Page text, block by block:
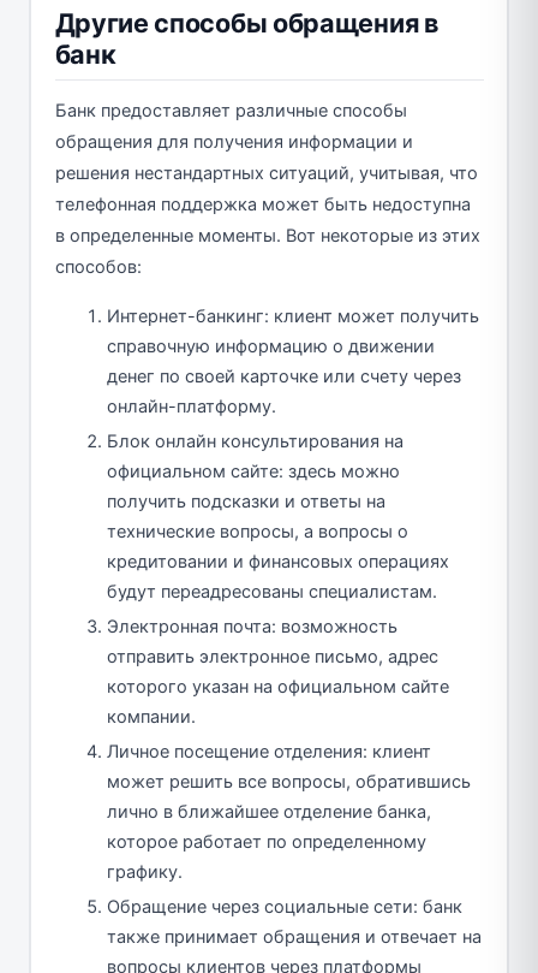
Другие способы обращения в
банк
Банк предоставляет различные способы
обращения для получения информации и
решения нестандартных ситуаций, учитывая, что
телефонная поддержка может быть недоступна
в определенные моменты. Вот некоторые из этих
способов:
Интернет-банкинг: клиент может получить
справочную информацию о движении
денег по своей карточке или счету через
онлайн-платформу.
Блок онлайн консультирования на
официальном сайте: здесь можно
получить подсказки и ответы на
технические вопросы, а вопросы о
кредитовании и финансовых операциях
будут переадресованы специалистам.
Электронная почта: возможность
отправить электронное письмо, адрес
которого указан на официальном сайте
компании.
Личное посещение отделения: клиент
может решить все вопросы, обратившись
лично в ближайшее отделение банка,
которое работает по определенному
графику.
Обращение через социальные сети: банк
также принимает обращения и отвечает на
вопросы клиентов через платформы